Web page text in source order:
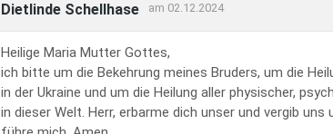
Dietlinde Schellhase am 02.12.2024
Heilige Maria Mutter Gottes,
ich bitte um die Bekehrung meines Bruders, um die
in der Ukraine und um die Heilung aller physischer,
in dieser Welt. Herr, erbarme dich unser und vergib